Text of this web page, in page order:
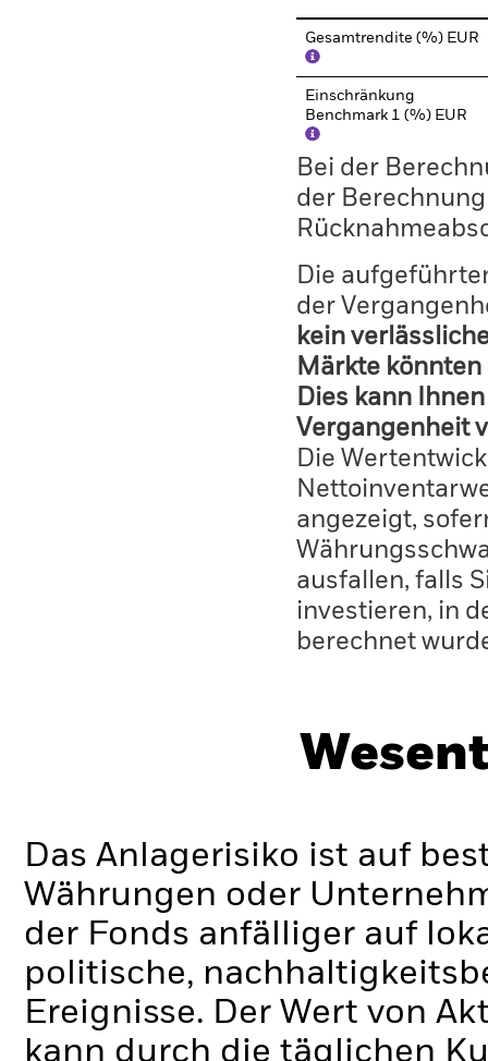
Gesamtrendite (%) EUR
Einschränkung
Benchmark 1 (%) EUR
Bei der
der
Die
der
kein
Märkte
Dies kann
Vergangenheit
Die
angezeigt,
ausfallen, falls
investieren, in
berechnet
Das Anlagerisiko ist auf
Währungen oder
der Fonds anfälliger auf
politische,
Ereignisse. Der Wert von
kann durch die täglichen